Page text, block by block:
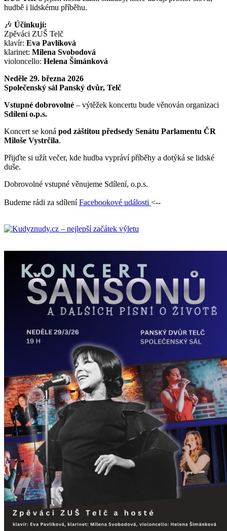
hudbě i lidskému příběhu.
🎶 Účinkují:
Zpěváci ZUŠ Telč
klavír: Eva Pavlíková
klarinet: Milena Svobodová
violoncello: Helena Šimánková
Neděle 29. března 2026
Společenský sál Panský dvůr, Telč
Vstupné dobrovolné – výtěžek koncertu bude věnován organizaci
Sdílení o.p.s.
Koncert se koná pod záštitou předsedy Senátu Parlamentu ČR
Miloše Vystrčila.
Přijďte si užít večer, kde hudba vypráví příběhy a dotýká se lidské
duše.
Dobrovolné vstupné věnujeme Sdílení, o.p.s.
Budeme rádi za sdíleníFacebookové události <--